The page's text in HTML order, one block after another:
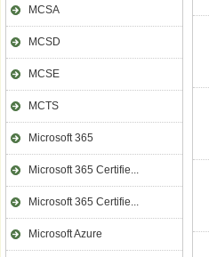
MCSA
MCSD
MCSE
MCTS
Microsoft 365
Microsoft 365 Certifie...
Microsoft 365 Certifie...
Microsoft Azure